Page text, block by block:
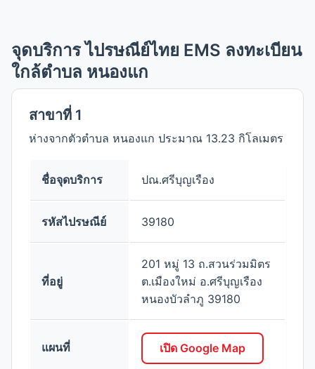
จุดบริการ ไปรษณีย์ไทย EMS ลงทะเบียน
ใกล้ตำบล หนองแก
สาขาที่ 1
ห่างจากตัวตำบล หนองแก ประมาณ 13.23 กิโลเมตร
ชื่อจุดบริการ ปณ.ศรีบุญเรือง
รหัสไปรษณีย์ 39180
ที่อยู่
201 หมู่ 13 ถ.สวนร่วมมิตร
ต.เมืองใหม่ อ.ศรีบุญเรือง
หนองบัวลำภู 39180
แผนที่ เปิด Google Map